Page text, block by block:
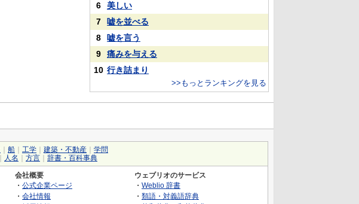
6
美しい
7
嘘を並べる
8
嘘を言う
9
痛みを与える
10 行き詰まり
>>もっとランキングを見る
船 工学 建築・不動産
学問
人名 方言 辞書・百科事典
会社概要
・ 公式企業ページ
・ 会社情報
ウェブリオのサービス
・ Weblio 辞書
・ 類語・対義語辞典